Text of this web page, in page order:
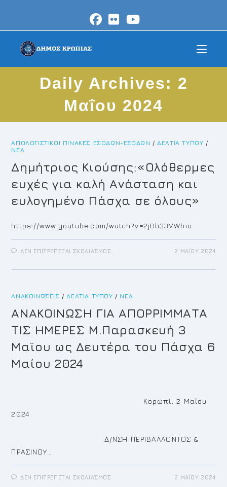
content
Daily Archives: 2
Μαΐου 2024
ΑΠΟΛΟΓΙΣΤΙΚΟΊ ΠΊΝΑΚΕΣ ΕΣΌΔΩΝ-ΕΞΌΔΩΝ /ΔΕΛΤΊΑ ΤΎΠΟΥ /
ΝΈΑ
Δημήτριος Κιούσης:«Ολόθερμες
ευχές για καλή Ανάσταση και
ευλογημένο Πάσχα σε όλους»
https://www.youtube.com/watch?v=2jDb33VWhio
ΔΕΝ ΕΠΙΤΡΈΠΕΤΑΙ ΣΧΟΛΙΑΣΜΌΣΣΤΟ
ΕΥΧΈΣ
ΚΑΙ
ΠΆΣΧΑ
ΣΕ
2 ΜΑΪ́ΟΥ 2024
ΑΝΑΚΟΙΝΏΣΕΙΣ /ΔΕΛΤΊΑ ΤΎΠΟΥ / ΝΈΑ
ΑΝΑΚΟΙΝΩΣΗ ΓΙΑ ΑΠΟΡΡΙΜΜΑΤΑ
ΤΙΣ ΗΜΕΡΕΣ Μ.Παρασκευή 3
Μαϊου ως Δευτέρα του Πάσχα 6
Μαίου 2024
Κορωπί, 2 Μαΐου
2024
Δ/ΝΣΗ ΠΕΡΙΒΑΛΛΟΝΤΟΣ &
ΠΡΑΣΙΝΟΥ…
ΔΕΝ ΕΠΙΤΡΈΠΕΤΑΙ ΣΧΟΛΙΑΣΜΌΣΣΤΟ 2 ΜΑΪ́ΟΥ 2024